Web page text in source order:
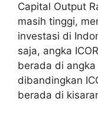
Capital Output
masih tinggi,
investasi di
saja, angka
berada di
dibandingkan
berada di